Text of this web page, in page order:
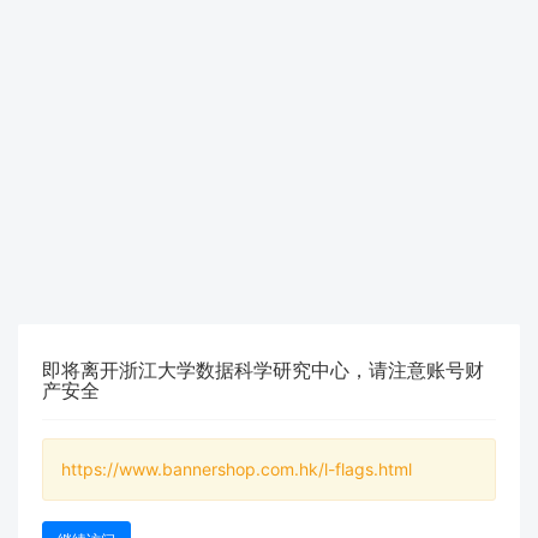
即将离开浙江大学数据科学研究中心，请注意账号财
产安全
https://www.bannershop.com.hk/l-flags.html